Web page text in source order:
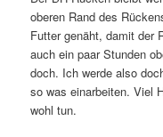
oberen Rand des
Futter genäht, damit der
auch ein paar Stunden
doch. Ich werde also
so was einarbeiten. Viel
wohl tun.